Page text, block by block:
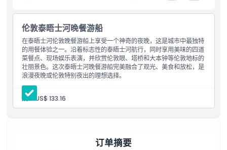
亮点
包含项
儿童成人政策
需要了解的事项
伦敦泰晤士河晚餐游船
在泰晤士河伦敦晚餐游船上享受一个神奇的夜晚，这是城市中最独特
的用餐体验之一。沿着标志性的泰晤士河航行，同时享用美味的四道
菜餐点、现场娱乐表演，并欣赏伦敦眼、塔桥和大本钟等伦敦地标的
壮丽景色。这次泰晤士河晚餐游船完美融合了观光、美食和放松，是
浪漫夜晚或伦敦特别夜出的理想选择。
成人: US$ 133.16
订单摘要